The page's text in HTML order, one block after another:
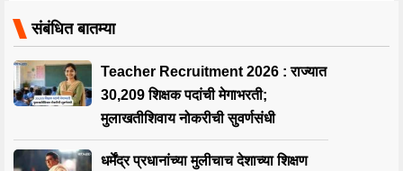
संबंधित बातम्या
Teacher Recruitment 2026 : राज्यात
30,209 शिक्षक पदांची मेगाभरती;
मुलाखतीशिवाय नोकरीची सुवर्णसंधी
धर्मेंद्र प्रधानांच्या मुलीचाच देशाच्या शिक्षण